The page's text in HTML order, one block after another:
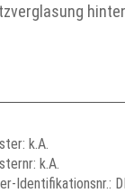
k.A.
k.A.
Identifikationsnr.: